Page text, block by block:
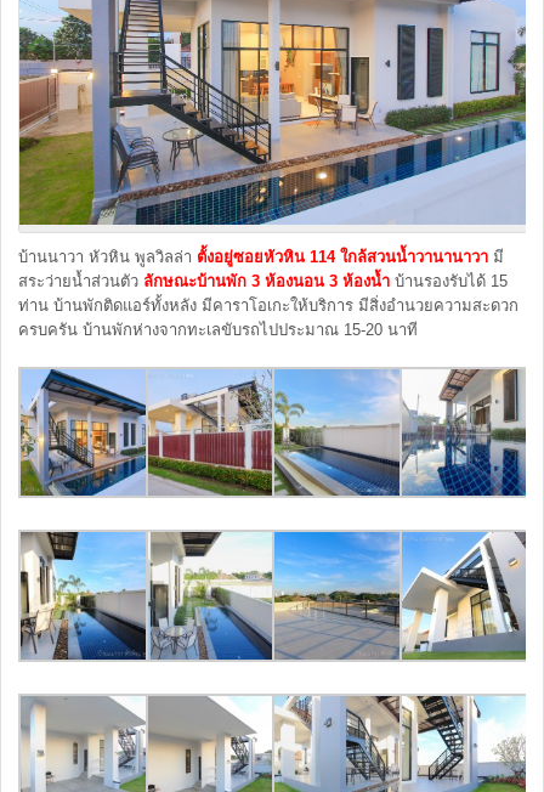
บ้านนาวา หัวหิน พูลวิลล่า ตั้งอยู่ซอยหัวหิน 114 ใกล้สวนน้ำวานานาวา มี
สระว่ายน้ำส่วนตัว ลักษณะบ้านพัก 3 ห้องนอน 3 ห้องน้ำ บ้านรองรับได้ 15
ท่าน บ้านพักติดแอร์ทั้งหลัง มีคาราโอเกะให้บริการ มีสิ่งอำนวยความสะดวก
ครบครัน บ้านพักห่างจากทะเลขับรถไปประมาณ 15-20 นาที